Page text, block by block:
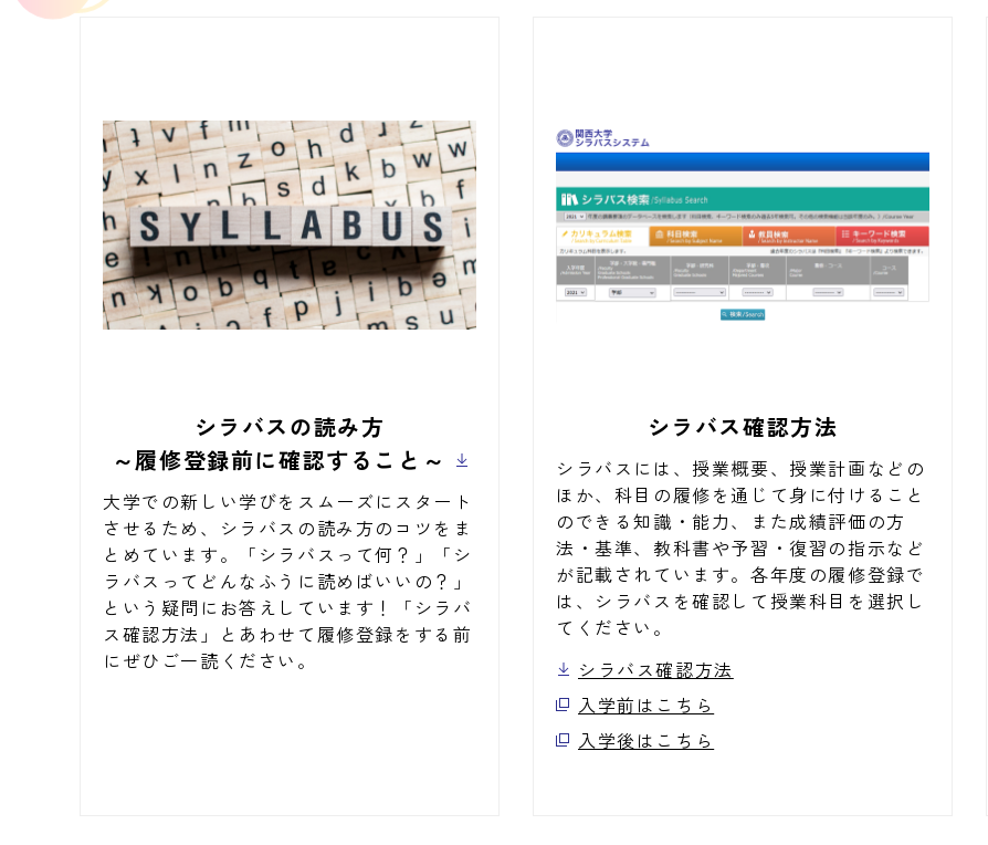
シラバスの読み方
～履修登録前に確認すること～
大学での新しい学びをスムーズにスタート
させるため、シラバスの読み方のコツをま
とめています。「シラバスって何？」「シ
ラバスってどんなふうに読めばいいの？」
という疑問にお答えしています！「シラバ
ス確認方法」とあわせて履修登録をする前
にぜひご一読ください。
シラバス確認方法
シラバスには、授業概要、授業計画などの
ほか、科目の履修を通じて身に付けること
のできる知識・能力、また成績評価の方
法・基準、教科書や予習・復習の指示など
が記載されています。各年度の履修登録で
は、シラバスを確認して授業科目を選択し
てください。
シラバス確認方法
入学前はこちら
入学後はこちら